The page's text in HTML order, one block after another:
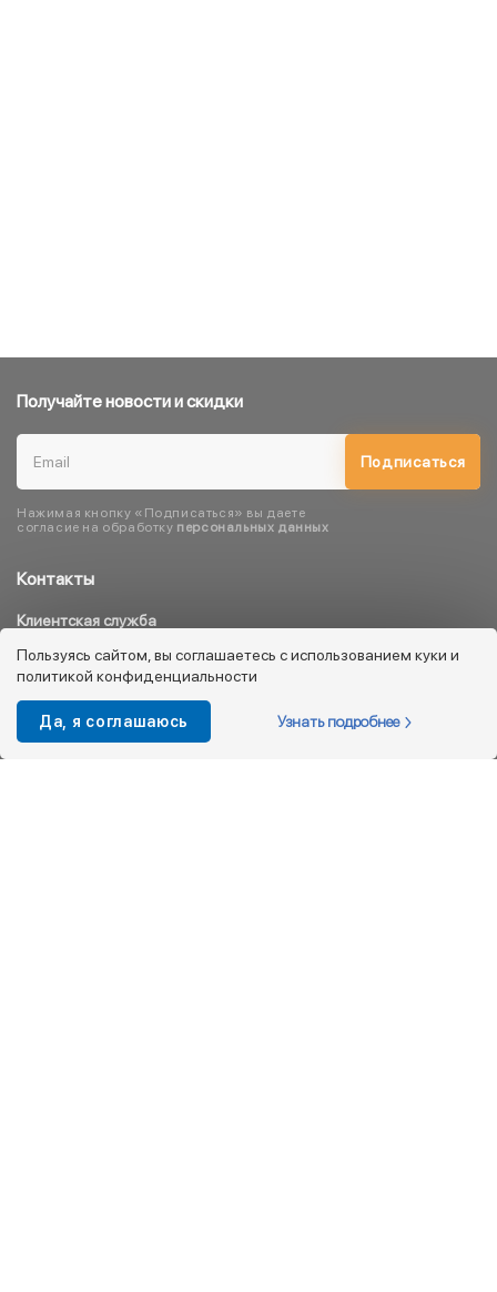
Контакты
Клиентская служба
8 800 333 08 45
info@kotofey.ru
Магазины в Москва (50)
Получайте новости и скидки
Подписаться
Нажимая кнопку «Подписаться» вы даете
согласие на обработку персональных данных
Пользуясь сайтом, вы соглашаетесь с использованием куки и
политикой конфиденциальности
Да, я соглашаюсь Узнать подробнее